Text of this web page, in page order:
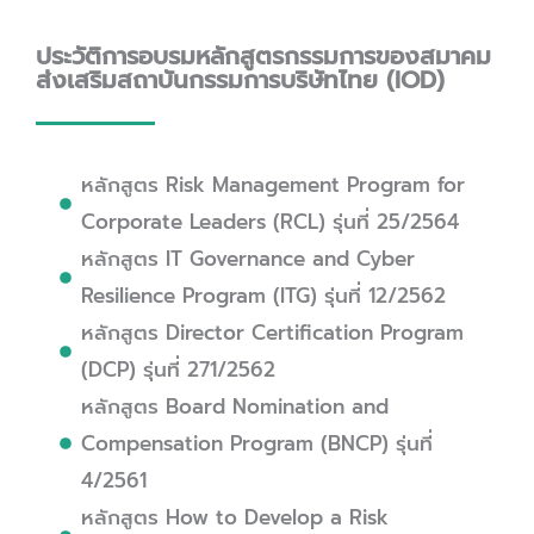
ประวัติการอบรมหลักสูตรกรรมการของสมาคม
ส่งเสริมสถาบันกรรมการบริษัทไทย (IOD)
หลักสูตร Risk Management Program for
Corporate Leaders (RCL) รุ่นที่ 25/2564
หลักสูตร IT Governance and Cyber
Resilience Program (ITG) รุ่นที่ 12/2562
หลักสูตร Director Certification Program
(DCP) รุ่นที่ 271/2562
หลักสูตร Board Nomination and
Compensation Program (BNCP) รุ่นที่
4/2561
หลักสูตร How to Develop a Risk